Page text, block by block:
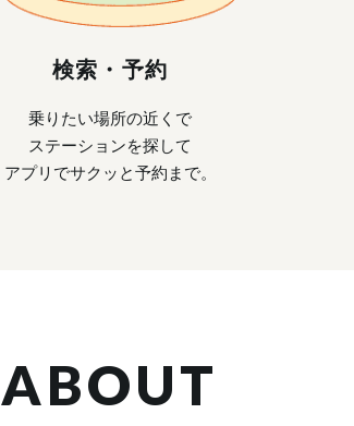
検索・予約
乗りたい場所の近くで
ステーションを探して
アプリでサクッと予約まで。
ABOUT